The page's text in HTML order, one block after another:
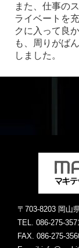
また、仕事の
ライベートを
クに入って良
も、周りがば
しました。
〒703-8203 岡⼭
TEL. 086-275-3571
FAX. 086-275-